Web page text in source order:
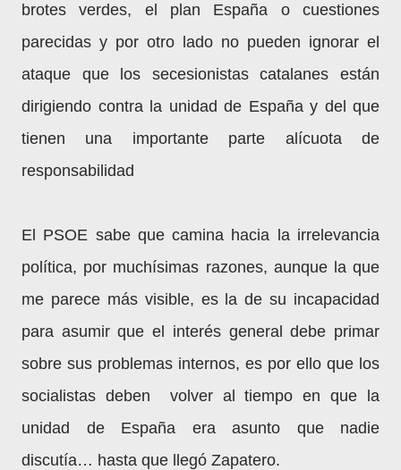
brotes verdes, el plan España o cuestiones
parecidas y por otro lado no pueden ignorar el
ataque que los secesionistas catalanes están
dirigiendo contra la unidad de España y del que
tienen una importante parte alícuota de
responsabilidad
El PSOE sabe que camina hacia la irrelevancia
política, por muchísimas razones, aunque la que
me parece más visible, es la de su incapacidad
para asumir que el interés general debe primar
sobre sus problemas internos, es por ello que los
socialistas deben volver al tiempo en que la
unidad de España era asunto que nadie
discutía… hasta que llegó Zapatero.